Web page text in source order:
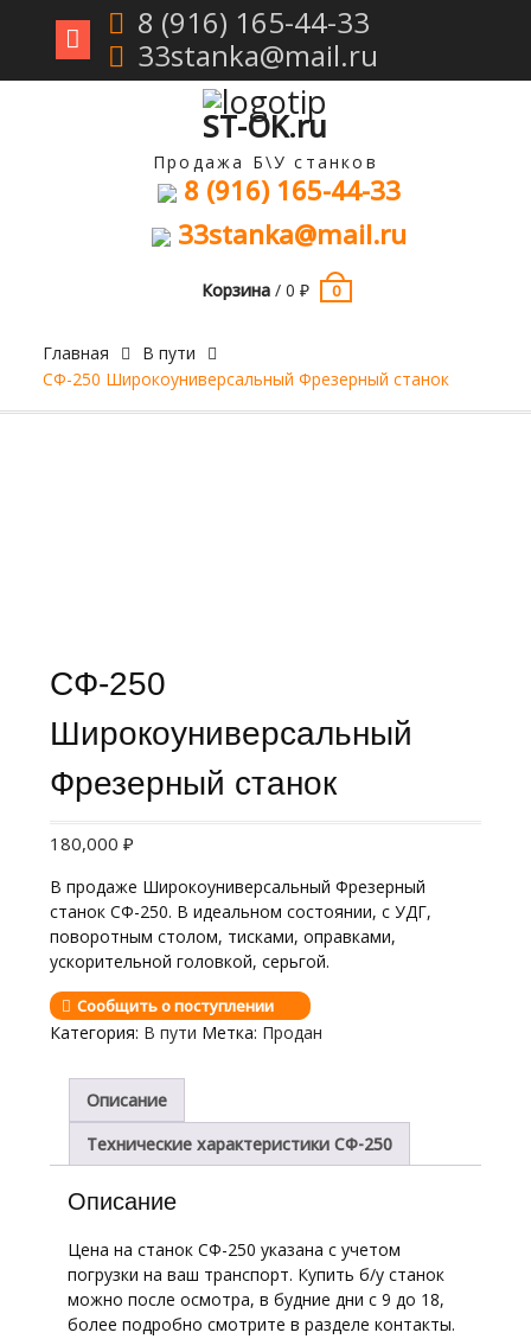
Перейти
8 (916) 165-44-33
33stanka@mail.ru
ST-OK.ru
Продажа Б\У станков
8 (916) 165-44-33
33stanka@mail.ru
Корзина/ 0 ₽ 0
Главная
В пути
СФ-250 Широкоуниверсальный Фрезерный станок
СФ-250
Широкоуниверсальный
Фрезерный станок
180,000 ₽
В продаже Широкоуниверсальный Фрезерный
станок СФ-250. В идеальном состоянии, с УДГ,
поворотным столом, тисками, оправками,
ускорительной головкой, серьгой.
Сообщить о поступлении
Категория: В пути Метка: Продан
Описание
Технические характеристики СФ-250
Описание
Цена на станок СФ-250 указана с учетом
погрузки на ваш транспорт. Купить б/у станок
можно после осмотра, в будние дни с 9 до 18,
более подробно смотрите в разделе контакты.